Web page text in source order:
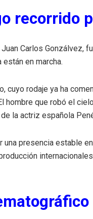
recorrido
Carlos Gonzálvez,
en marcha.
cuyo rodaje ya ha
hombre que robó el
la actriz española
presencia estable